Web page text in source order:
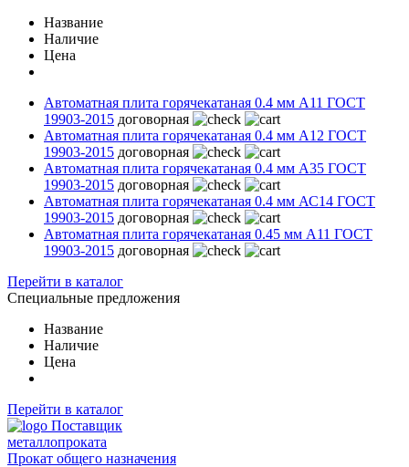
Название
Наличие
Цена
Автоматная плита горячекатаная 0.4 мм А11 ГОСТ
19903-2015 договорная
Автоматная плита горячекатаная 0.4 мм А12 ГОСТ
19903-2015 договорная
Автоматная плита горячекатаная 0.4 мм А35 ГОСТ
19903-2015 договорная
Автоматная плита горячекатаная 0.4 мм АС14 ГОСТ
19903-2015 договорная
Автоматная плита горячекатаная 0.45 мм А11 ГОСТ
19903-2015 договорная
Перейти в каталог
Специальные предложения
Название
Наличие
Цена
Перейти в каталог
Поставщик
металлопроката
Прокат общего назначения